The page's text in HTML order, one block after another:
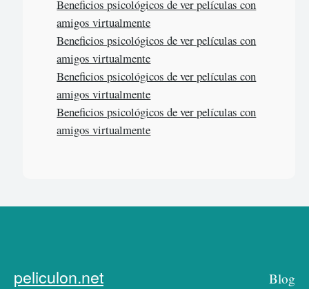
Beneficios psicológicos de ver películas con
amigos virtualmente
Beneficios psicológicos de ver películas con
amigos virtualmente
Beneficios psicológicos de ver películas con
amigos virtualmente
Beneficios psicológicos de ver películas con
amigos virtualmente
peliculon.net Blog